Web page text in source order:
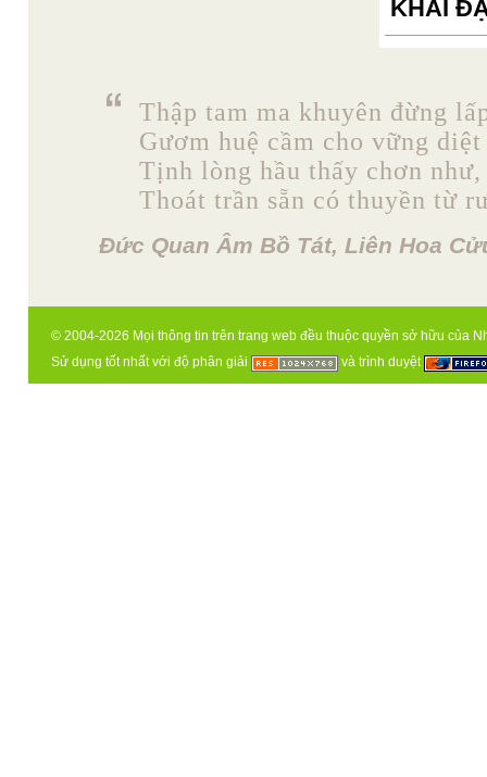
KHAI
Thập tam ma khuyên đừng
Gươm huệ cầm cho vững
Tịnh lòng hầu thấy chơn như,
Thoát trần sẵn có thuyền từ
Đức Quan Âm Bồ Tát, Liên Hoa
© 2004-2026 Mọi thông tin trên trang web đều thuộc quyền sở hữu của
Sử dụng tốt nhất với độ phân giải
và trình duyệt